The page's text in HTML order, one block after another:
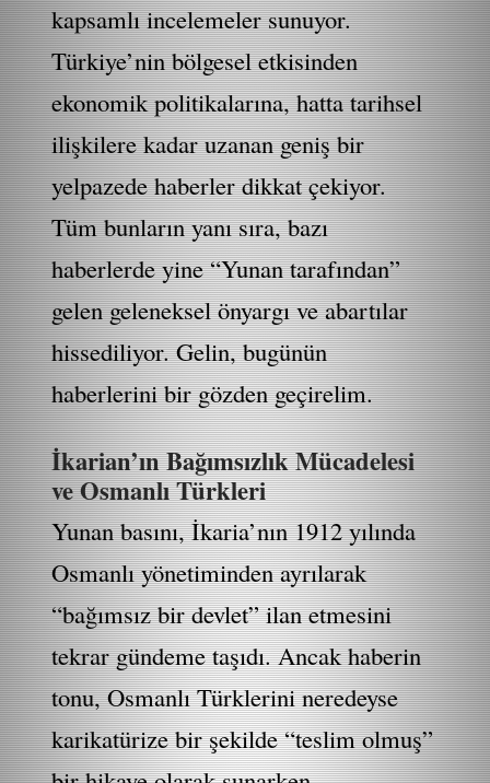
kapsamlı incelemeler sunuyor.
Türkiye’nin bölgesel etkisinden
ekonomik politikalarına, hatta tarihsel
ilişkilere kadar uzanan geniş bir
yelpazede haberler dikkat çekiyor.
Tüm bunların yanı sıra, bazı
haberlerde yine “Yunan tarafından”
gelen geleneksel önyargı ve abartılar
hissediliyor. Gelin, bugünün
haberlerini bir gözden geçirelim.
İkarian’ın Bağımsızlık Mücadelesi
ve Osmanlı Türkleri
Yunan basını, İkaria’nın 1912 yılında
Osmanlı yönetiminden ayrılarak
“bağımsız bir devlet” ilan etmesini
tekrar gündeme taşıdı. Ancak haberin
tonu, Osmanlı Türklerini neredeyse
karikatürize bir şekilde “teslim olmuş”